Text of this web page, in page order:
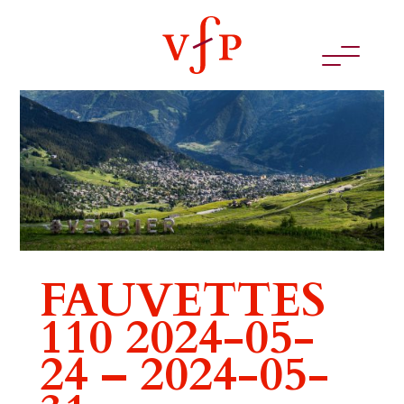
FAUVETTES
110 2024-05-
24 – 2024-05-